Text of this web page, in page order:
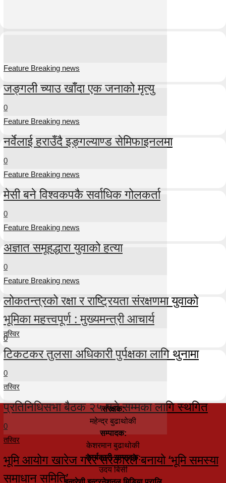
Feature Breaking news
जङ्गली च्याउ खाँदा एक जनाको मृत्यु
0
Feature Breaking news
नर्वेलाई हराउँदै इङ्गल्याण्ड सेमिफाइनलमा
0
Feature Breaking news
मेसी बने विश्वकपकै सर्वाधिक गोलकर्ता
0
Feature Breaking news
अज्ञात समूहद्धारा युवाको हत्या
0
Feature Breaking news
लोकतन्त्रको रक्षा र राष्ट्रियता संरक्षणमा युवाको
भूमिका महत्त्वपूर्ण : मुख्यमन्त्री आचार्य
0
तस्विर
टिकटकर तुलसा अधिकारी पुर्पक्षका लागि थुनामा
0
तस्विर
प्रतिनिधिसभा बैठक २५ गते सम्मका लागि स्थगित
0
तस्विर
भूमि आयोग खारेज गरेर सरकारले बनायो ‘भूमि समस्या
समाधान समिति’
संरक्षक:
महेन्द्र बुढाथोकी
सम्पादक:
केशरमान बुढाथोकी
कार्यकारी सम्पादक:
उदय बिसी